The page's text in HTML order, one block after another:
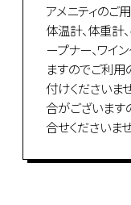
アメニティのご
体温計、体重計
ープナー、ワイ
ますのでご利用
付けくださいま
合がございます
合せくださいませ